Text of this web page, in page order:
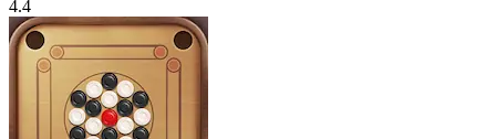
4.4